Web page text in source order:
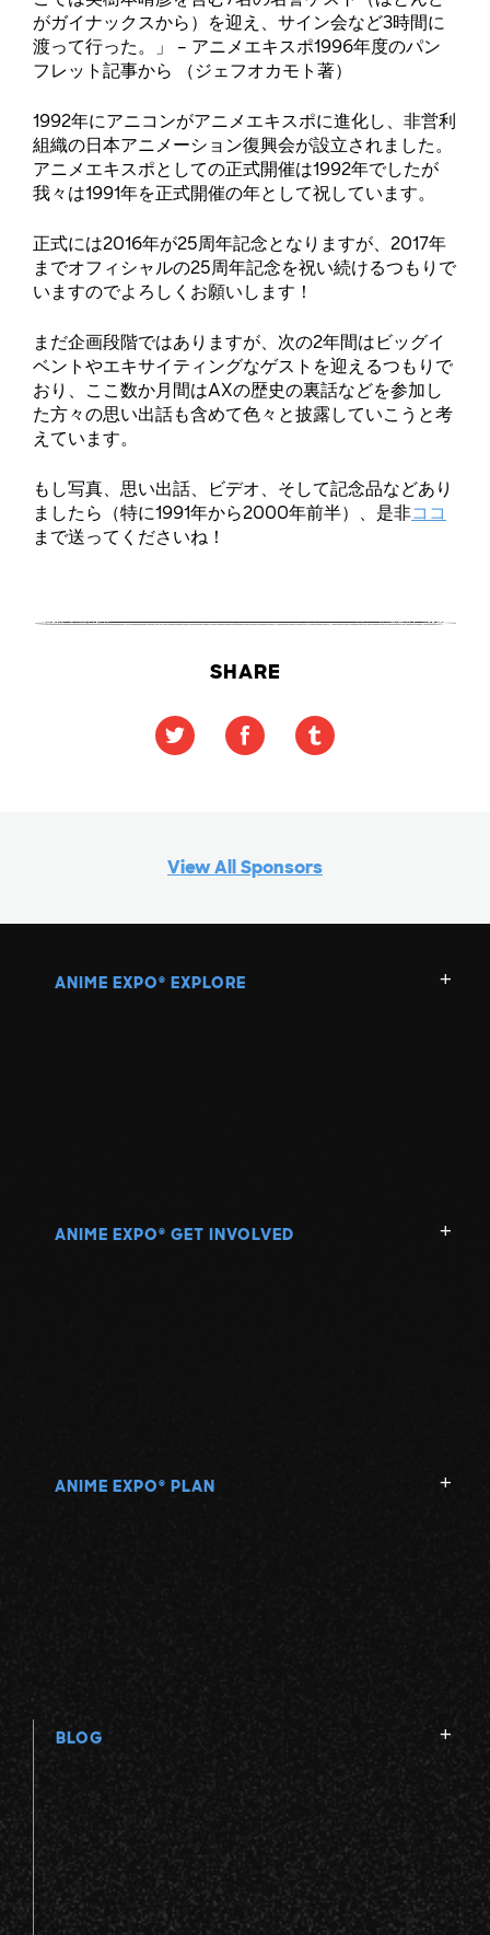
がガイナックスから）を迎え、サイン会など3時間に
渡って行った。」 – アニメエキスポ1996年度のパン
フレット記事から （ジェフオカモト著）
1992年にアニコンがアニメエキスポに進化し、非営利
組織の日本アニメーション復興会が設立されました。
アニメエキスポとしての正式開催は1992年でしたが
我々は1991年を正式開催の年として祝しています。
正式には2016年が25周年記念となりますが、2017年
までオフィシャルの25周年記念を祝い続けるつもりで
いますのでよろしくお願いします！
まだ企画段階ではありますが、次の2年間はビッグイ
ベントやエキサイティングなゲストを迎えるつもりで
おり、ここ数か月間はAXの歴史の裏話などを参加し
た方々の思い出話も含めて色々と披露していこうと考
えています。
もし写真、思い出話、ビデオ、そして記念品などあり
ましたら（特に1991年から2000年前半）、是非ココ
まで送ってくださいね！
SHARE
View All Sponsors
ANIME EXPO ® EXPLORE
ANIME EXPO ® GET INVOLVED
ANIME EXPO ® PLAN
BLOG